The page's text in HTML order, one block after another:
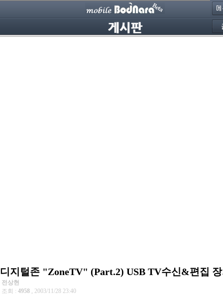
디지털존 "ZoneTV" (Part.2) USB TV수신&편집
전상현
조회 : 4958 , 2003/11/28 23:40